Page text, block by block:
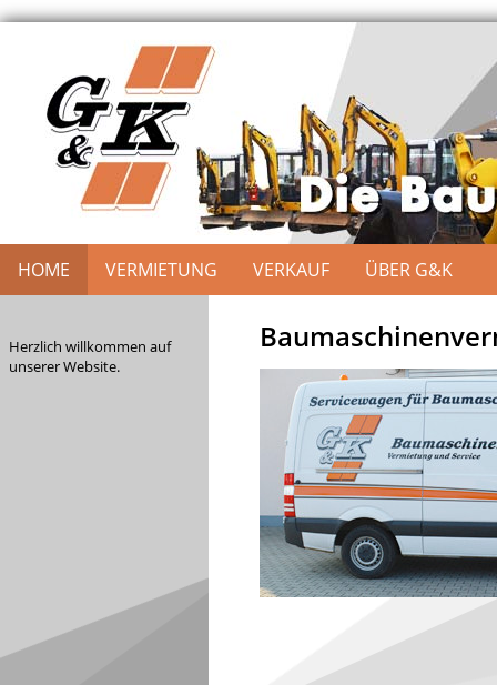
HOME VERMIETUNG VERKAUF ÜBER G&K
Herzlich willkommen auf
unserer Website.